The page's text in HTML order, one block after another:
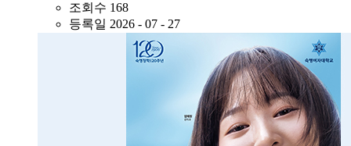
조회수 168
등록일 2026 - 07 - 27